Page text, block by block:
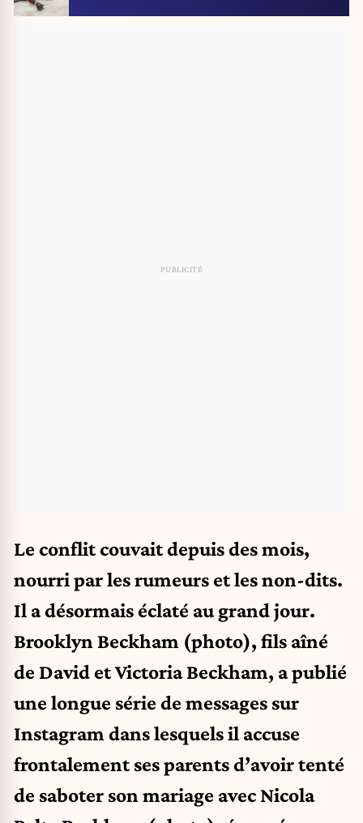
Le conflit couvait depuis des mois,
nourri par les rumeurs et les non-dits.
Il a désormais éclaté au grand jour.
Brooklyn Beckham (photo), fils aîné
de David et Victoria Beckham, a publié
une longue série de messages sur
Instagram dans lesquels il accuse
frontalement ses parents d’avoir tenté
de saboter son mariage avec Nicola